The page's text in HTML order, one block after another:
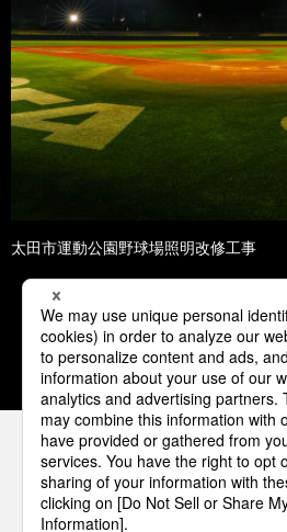
太田市運動公園野球場照明改修工事
1 2 3 4
パナソニックの電気設備